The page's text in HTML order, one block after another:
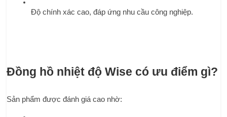
Độ chính xác cao, đáp ứng nhu cầu công nghiệp.
Đồng hồ nhiệt độ Wise có ưu điểm gì?
Sản phẩm được đánh giá cao nhờ: